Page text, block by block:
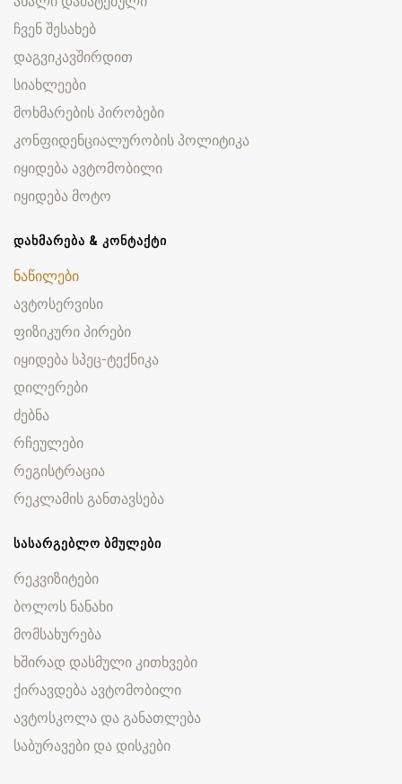
ჩვენ შესახებ
დაგვიკავშირდით
სიახლეები
მოხმარების პირობები
კონფიდენციალურობის პოლიტიკა
იყიდება ავტომობილი
იყიდება მოტო
ᲓᲐᲮᲛᲐᲠᲔᲑᲐ & ᲙᲝᲜᲢᲐᲥᲢᲘ
ნაწილები
ავტოსერვისი
ფიზიკური პირები
იყიდება სპეც-ტექნიკა
დილერები
ძებნა
რჩეულები
რეგისტრაცია
რეკლამის განთავსება
ᲡᲐᲡᲐᲠᲒᲔᲑᲚᲝ ᲑᲛᲣᲚᲔᲑᲘ
რეკვიზიტები
ბოლოს ნანახი
მომსახურება
ხშირად დასმული კითხვები
ქირავდება ავტომობილი
ავტოსკოლა და განათლება
საბურავები და დისკები